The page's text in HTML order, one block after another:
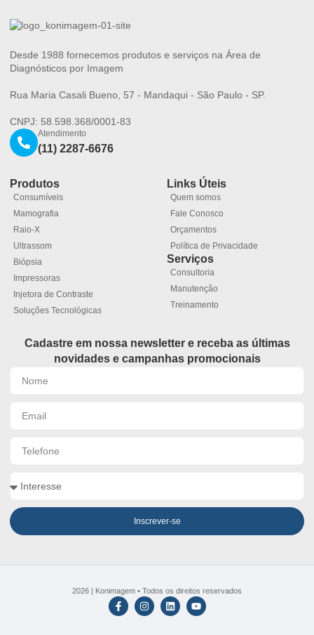
Desde 1988 fornecemos produtos e serviços na Área de
Diagnósticos por Imagem
Rua Maria Casali Bueno, 57 - Mandaqui - São Paulo - SP.
CNPJ: 58.598.368/0001-83
Atendimento
(11) 2287-6676
Produtos
Consumíveis
Mamografia
Raio-X
Ultrassom
Biópsia
Impressoras
Injetora de Contraste
Soluções Tecnológicas
Links Úteis
Quem somos
Fale Conosco
Orçamentos
Política de Privacidade
Serviços
Consultoria
Manutenção
Treinamento
Cadastre em nossa newsletter e receba as últimas
novidades e campanhas promocionais
Inscrever-se
2026 | Konimagem • Todos os direitos reservados